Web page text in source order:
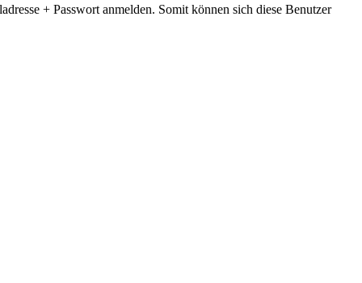
+ Passwort anmelden. Somit können sich diese Benutzer